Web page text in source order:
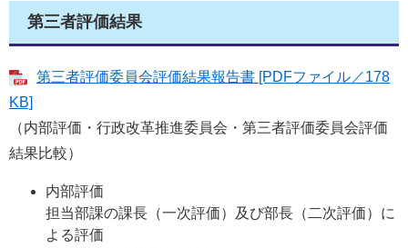
第三者評価結果
第三者評価委員会評価結果報告書 [PDFファイル／178
KB]
（内部評価・行政改革推進委員会・第三者評価委員会評価
結果比較）
内部評価
担当部課の課長（一次評価）及び部長（二次評価）に
よる評価